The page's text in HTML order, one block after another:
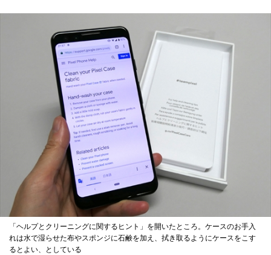
「ヘルプとクリーニングに関するヒント」を開いたところ。ケースのお手入
れは水で湿らせた布やスポンジに石鹸を加え、拭き取るようにケースをこす
るとよい、としている